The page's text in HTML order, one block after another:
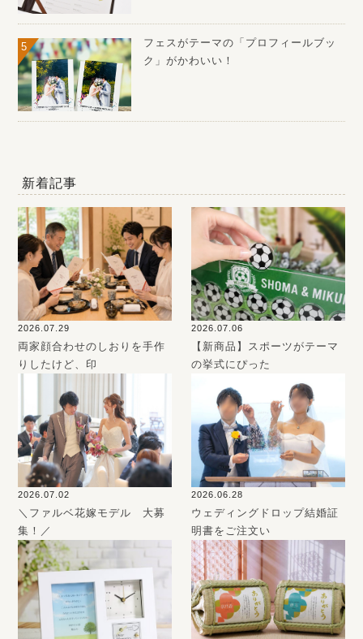
フェスがテーマの「プロフィールブッ
ク」がかわいい！
新着記事
2026.07.29
両家顔合わせのしおりを手作
りしたけど、印
2026.07.06
【新商品】スポーツがテーマ
の挙式にぴった
2026.07.02
＼ファルベ花嫁モデル 大募
集！／
2026.06.28
ウェディングドロップ結婚証
明書をご注文い